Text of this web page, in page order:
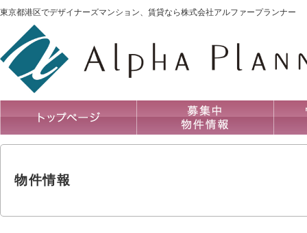
東京都港区でデザイナーズマンション、賃貸なら株式会社アルファープランナー
物件情報